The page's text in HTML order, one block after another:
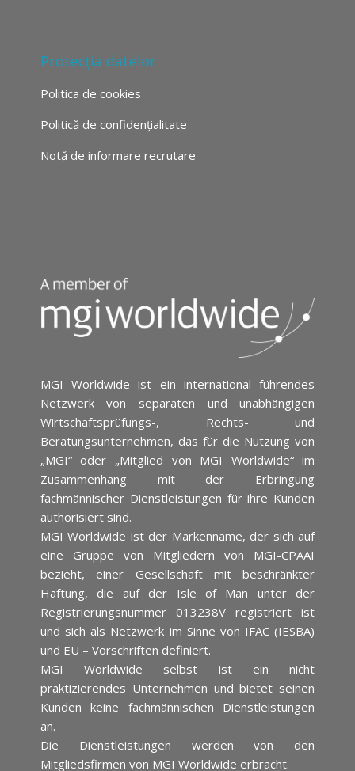
Protecția datelor
Politica de cookies
Politică de confidențialitate
Notă de informare recrutare
MGI Worldwide ist ein international führendes
Netzwerk von separaten und unabhängigen
Wirtschaftsprüfungs-, Rechts- und
Beratungsunternehmen, das für die Nutzung von
„MGI“ oder „Mitglied von MGI Worldwide“ im
Zusammenhang mit der Erbringung
fachmännischer Dienstleistungen für ihre Kunden
authorisiert sind.
MGI Worldwide ist der Markenname, der sich auf
eine Gruppe von Mitgliedern von MGI-CPAAI
bezieht, einer Gesellschaft mit beschränkter
Haftung, die auf der Isle of Man unter der
Registrierungsnummer 013238V registriert ist
und sich als Netzwerk im Sinne von IFAC (IESBA)
und EU – Vorschriften definiert.
MGI Worldwide selbst ist ein nicht
praktizierendes Unternehmen und bietet seinen
Kunden keine fachmännischen Dienstleistungen
an.
Die Dienstleistungen werden von den
Mitgliedsfirmen von MGI Worldwide erbracht.